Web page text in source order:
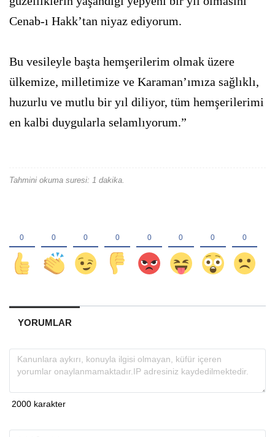
Cenab-ı Hakk’tan niyaz ediyorum.
Bu vesileyle başta hemşerilerim olmak üzere
ülkemize, milletimize ve Karaman’ımıza sağlıklı,
huzurlu ve mutlu bir yıl diliyor, tüm hemşerilerimi
en kalbi duygularla selamlıyorum.”
Tahmini okuma suresi: 1 dakika.
YORUMLAR